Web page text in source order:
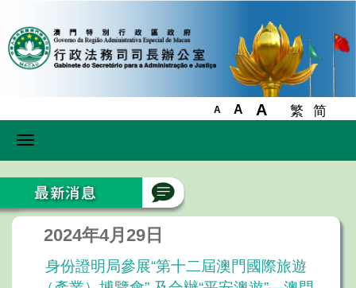
A A A 繁 简
Toggle
2024年4月29日
身份證明局參展“第十二屆澳門國際旅遊